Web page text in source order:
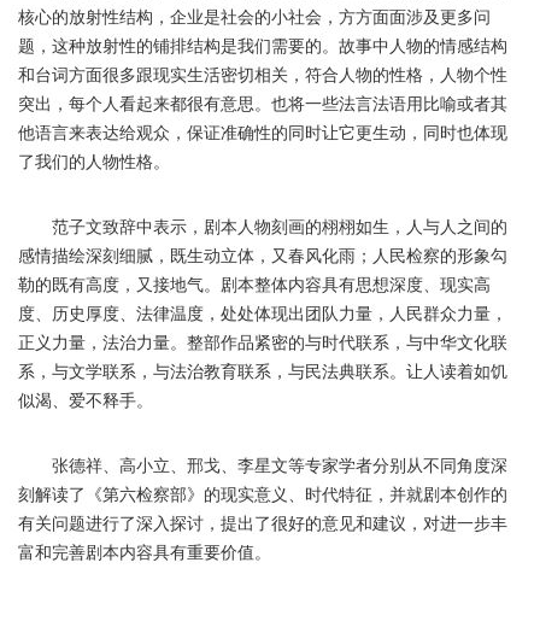
核心的放射性结构，企业是社会的小社会，方方面面涉及更多问
题，这种放射性的铺排结构是我们需要的。故事中人物的情感结构
和台词方面很多跟现实生活密切相关，符合人物的性格，人物个性
突出，每个人看起来都很有意思。也将一些法言法语用比喻或者其
他语言来表达给观众，保证准确性的同时让它更生动，同时也体现
了我们的人物性格。
范子文致辞中表示，剧本人物刻画的栩栩如生，人与人之间的
感情描绘深刻细腻，既生动立体，又春风化雨；人民检察的形象勾
勒的既有高度，又接地气。剧本整体内容具有思想深度、现实高
度、历史厚度、法律温度，处处体现出团队力量，人民群众力量，
正义力量，法治力量。整部作品紧密的与时代联系，与中华文化联
系，与文学联系，与法治教育联系，与民法典联系。让人读着如饥
似渴、爱不释手。
张德祥、高小立、邢戈、李星文等专家学者分别从不同角度深
刻解读了《第六检察部》的现实意义、时代特征，并就剧本创作的
有关问题进行了深入探讨，提出了很好的意见和建议，对进一步丰
富和完善剧本内容具有重要价值。